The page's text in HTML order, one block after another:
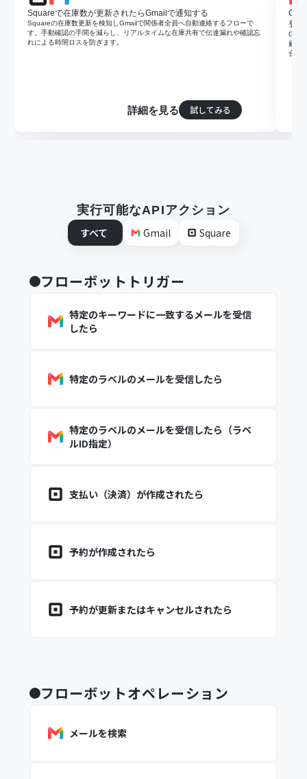
Squareで在庫数が更新されたらGmailで通知する
Squareの在庫数更新を検知しGmailで関係者全員へ自動連絡するフローで
す。手動確認の手間を減らし、リアルタイムな在庫共有で伝達漏れや確認忘
れによる時間ロスを防ぎます。
詳細を見る 試してみる
登録
顧客
合わ
実行可能なAPIアクション
すべて
Gmail Square
フローボットトリガー
特定のキーワードに一致するメールを受信
したら
特定のラベルのメールを受信したら
特定のラベルのメールを受信したら（ラベ
ルID指定）
支払い（決済）が作成されたら
予約が作成されたら
予約が更新またはキャンセルされたら
フローボットオペレーション
メールを検索